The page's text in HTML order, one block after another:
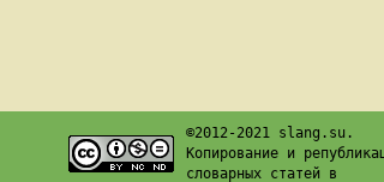
©2012-2021 slang.su.
Копирование и
словарных статей в